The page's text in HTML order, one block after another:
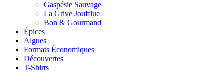
Gaspésie Sauvage
La Grive Joufflue
Bon & Gourmand
Épices
Algues
Formats Économiques
Découvertes
T-Shirts